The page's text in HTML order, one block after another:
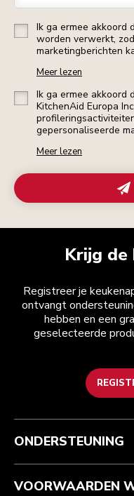
Ik ga ermee akkoord
worden verwerkt,
marketingberichten
Meer lezen
Ik ga ermee akkoord
KitchenAid Europa
gepersonaliseerde
Meer lezen
Krijg de
Registreer je
ontvangt
hebben en een
geselecteerde
Health check
Je bestelling volgen
Recupel
Algemene voorwaarden
Retournering en terugbetaling
ODR
Het merk
Zoek een winkel
ONDERSTEUNING
VOORWAARDEN